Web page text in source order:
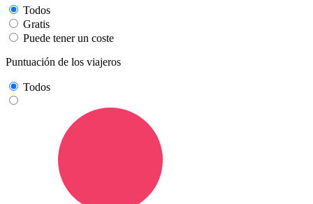
Todos
Gratis
Puede tener un coste
Puntuación de los viajeros
Todos